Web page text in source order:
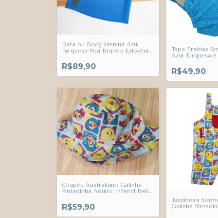
Bata ou Body Menina Azul
Turquesa Poá Branco Eslovênia
R$89,90
Tapa Fraldas
Azul Turquesa
Trend
R$49,90
Chapéu Australiano Galinha
Pintadinha Adulto Infantil Bebê
R$59,90
Jardineira
Galinha